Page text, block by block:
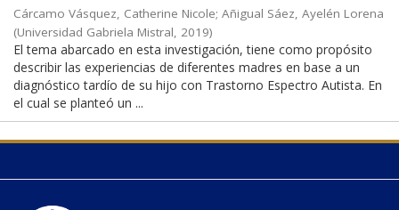
Cárcamo Vásquez, Catherine Nicole; Añigual Sáez, Ayelén Lorena
(Universidad Gabriela Mistral, 2019)
El tema abarcado en esta investigación, tiene como propósito
describir las experiencias de diferentes madres en base a un
diagnóstico tardío de su hijo con Trastorno Espectro Autista. En
el cual se planteó un ...